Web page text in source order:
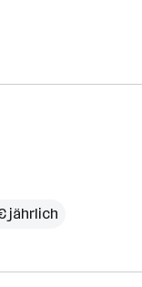
jährlich